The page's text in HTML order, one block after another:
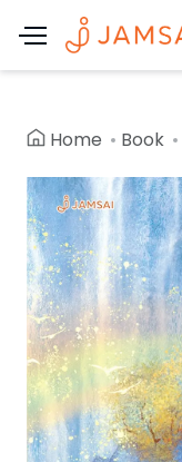
Home Book